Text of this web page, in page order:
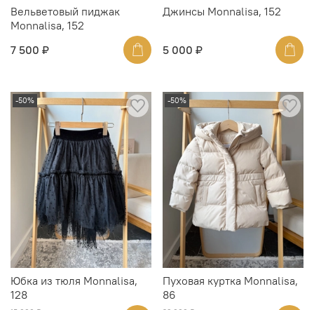
Вельветовый пиджак
Monnalisa, 152
7 500 ₽
Джинсы Monnalisa, 152
5 000 ₽
-50%
Юбка из тюля Monnalisa,
128
-50%
Пуховая куртка Monnalisa,
86